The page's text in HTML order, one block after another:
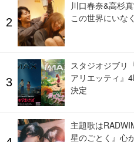
川口春奈&高杉
この世界にいな
スタジオジブリ
アリエッティ』
決定
主題歌は
星のごとく』心